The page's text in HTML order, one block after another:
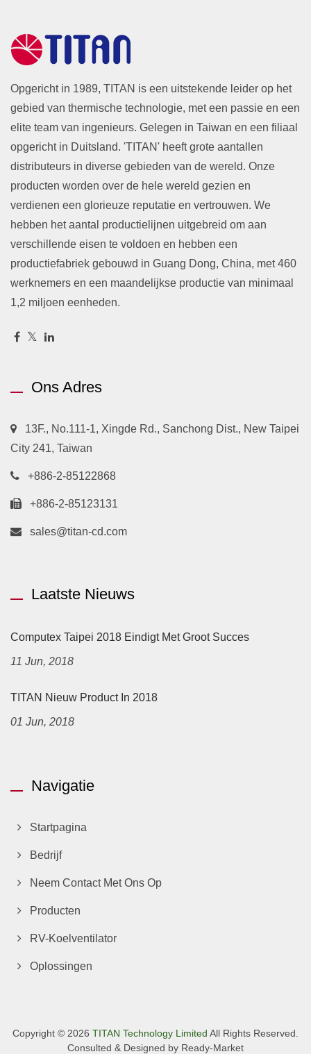
Opgericht in 1989, TITAN is een uitstekende leider op het
gebied van thermische technologie, met een passie en een
elite team van ingenieurs. Gelegen in Taiwan en een filiaal
opgericht in Duitsland. 'TITAN' heeft grote aantallen
distributeurs in diverse gebieden van de wereld. Onze
producten worden over de hele wereld gezien en
verdienen een glorieuze reputatie en vertrouwen. We
hebben het aantal productielijnen uitgebreid om aan
verschillende eisen te voldoen en hebben een
productiefabriek gebouwd in Guang Dong, China, met 460
werknemers en een maandelijkse productie van minimaal
1,2 miljoen eenheden.
Ons Adres
13F., No.111-1, Xingde Rd., Sanchong Dist., New Taipei
City 241, Taiwan
+886-2-85122868
+886-2-85123131
sales@titan-cd.com
Laatste Nieuws
Computex Taipei 2018 Eindigt Met Groot Succes
11 Jun, 2018
TITAN Nieuw Product In 2018
01 Jun, 2018
Navigatie
Startpagina
Bedrijf
Neem Contact Met Ons Op
Producten
RV-Koelventilator
Oplossingen
Copyright © 2026 TITAN Technology Limited All Rights Reserved.
Consulted & Designed by Ready-Market